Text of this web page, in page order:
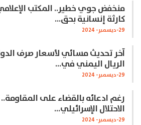
منخفض جوي خطير.. المكتب
كارثة إنسانية بحق…
29-ديسمبر- 2024
آخر تحديث مسائي لأسعار صرف
الريال اليمني في…
29-ديسمبر- 2024
رغم ادعائه بالقضاء على
الاحتلال الإسرائيلي…
29-ديسمبر- 2024